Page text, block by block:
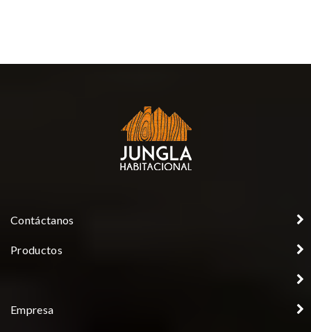
Contáctanos
Productos
Empresa